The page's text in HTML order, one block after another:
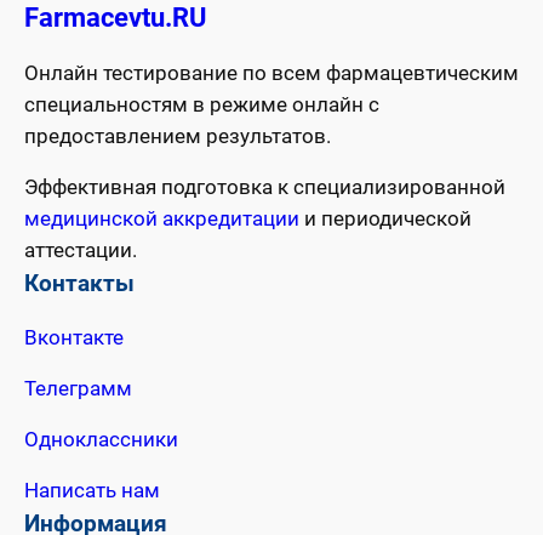
Farmacevtu.RU
Онлайн тестирование по всем фармацевтическим
специальностям в режиме онлайн с
предоставлением результатов.
Эффективная подготовка к специализированной
медицинской аккредитации и периодической
аттестации.
Контакты
Вконтакте
Телеграмм
Одноклассники
Написать нам
Информация